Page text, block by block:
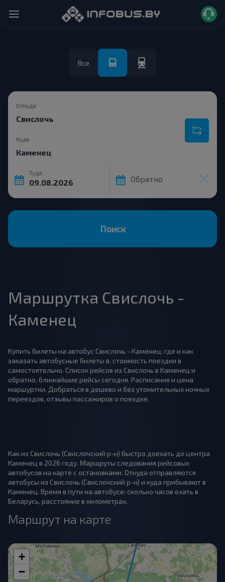
Все
Откуда
Куда
Туда
Обратно
Поиск
Маршрутка Свислочь -
Каменец
Купить билеты на автобус Свислочь - Каменец: где и как
заказать автобусные билеты в, стоимость поездки в
самостоятельно. Список рейсов из Свислочь в Каменец и
обратно, ближайшие рейсы сегодня. Расписания и цена
маршуртки. Добраться в дешево и без утомительных ночных
переездов, отзывы пассажиров о поездке.
Как из Свислочь (Свислочский р-н) быстро доехать до центра
Каменец в 2026 году. Маршруты следования рейсовых
автобусов на карте с остановками. Откуда отправляются
автобусы из Свислочь (Свислочский р-н) и куда прибывают в
Каменец. Время в пути на автобусе: сколько часов ехать в
Беларусь, расстояние в километрах.
Маршрут на карте
+
−